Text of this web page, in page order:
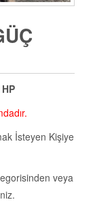
İsteyen Kişiye
veya